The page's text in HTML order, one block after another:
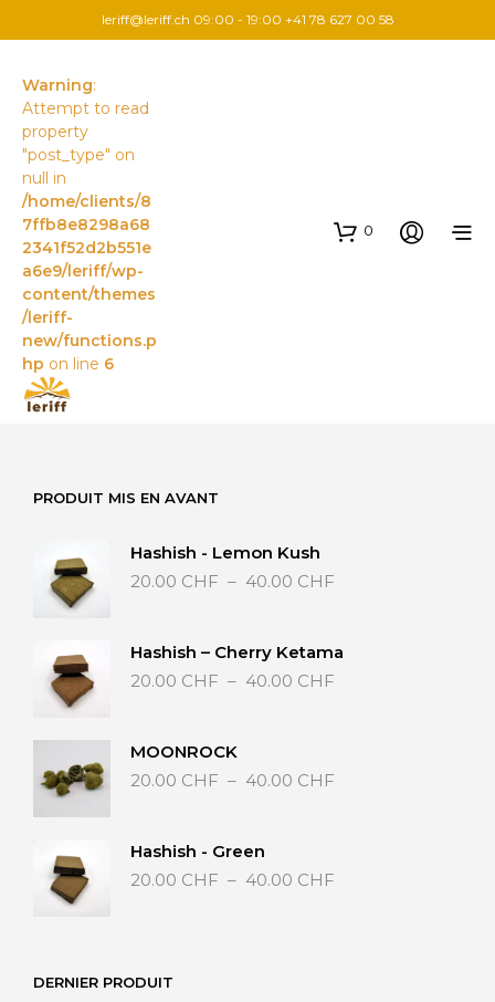
leriff@leriff.ch 09:00 - 19:00 +41 78 627 00 58
Warning:
Attempt to read
property
"post_type" on
null in
/home/clients/8
7ffb8e8298a68
2341f52d2b551e
a6e9/leriff/wp-
content/themes
/leriff-
new/functions.p
hp on line 6
0
PRODUIT MIS EN AVANT
Hashish - Lemon Kush
20.00 CHF – 40.00 CHF
à
Hashish – Cherry Ketama
20.00 CHF – 40.00 CHF
MOONROCK
20.00 CHF – 40.00 CHF
Hashish - Green
20.00 CHF – 40.00 CHF
DERNIER PRODUIT